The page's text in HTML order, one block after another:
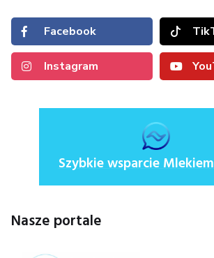
Facebook
Instagram
Szybkie wsparcie
Nasze portale